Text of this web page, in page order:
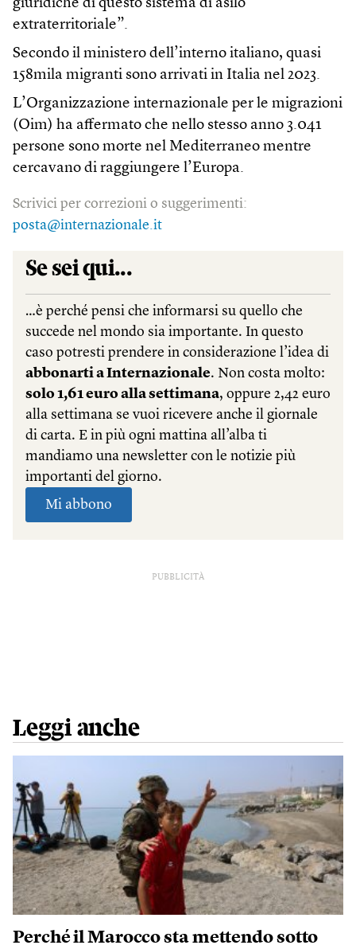
giuridiche di questo sistema di asilo
extraterritoriale”.
Secondo il ministero dell’interno italiano, quasi
158mila migranti sono arrivati in Italia nel 2023.
L’Organizzazione internazionale per le migrazioni
(Oim) ha affermato che nello stesso anno 3.041
persone sono morte nel Mediterraneo mentre
cercavano di raggiungere l’Europa.
Scrivici per correzioni o suggerimenti:
posta@internazionale.it
PUBBLICITÀ
Leggi anche
Perché il Marocco sta mettendo sotto